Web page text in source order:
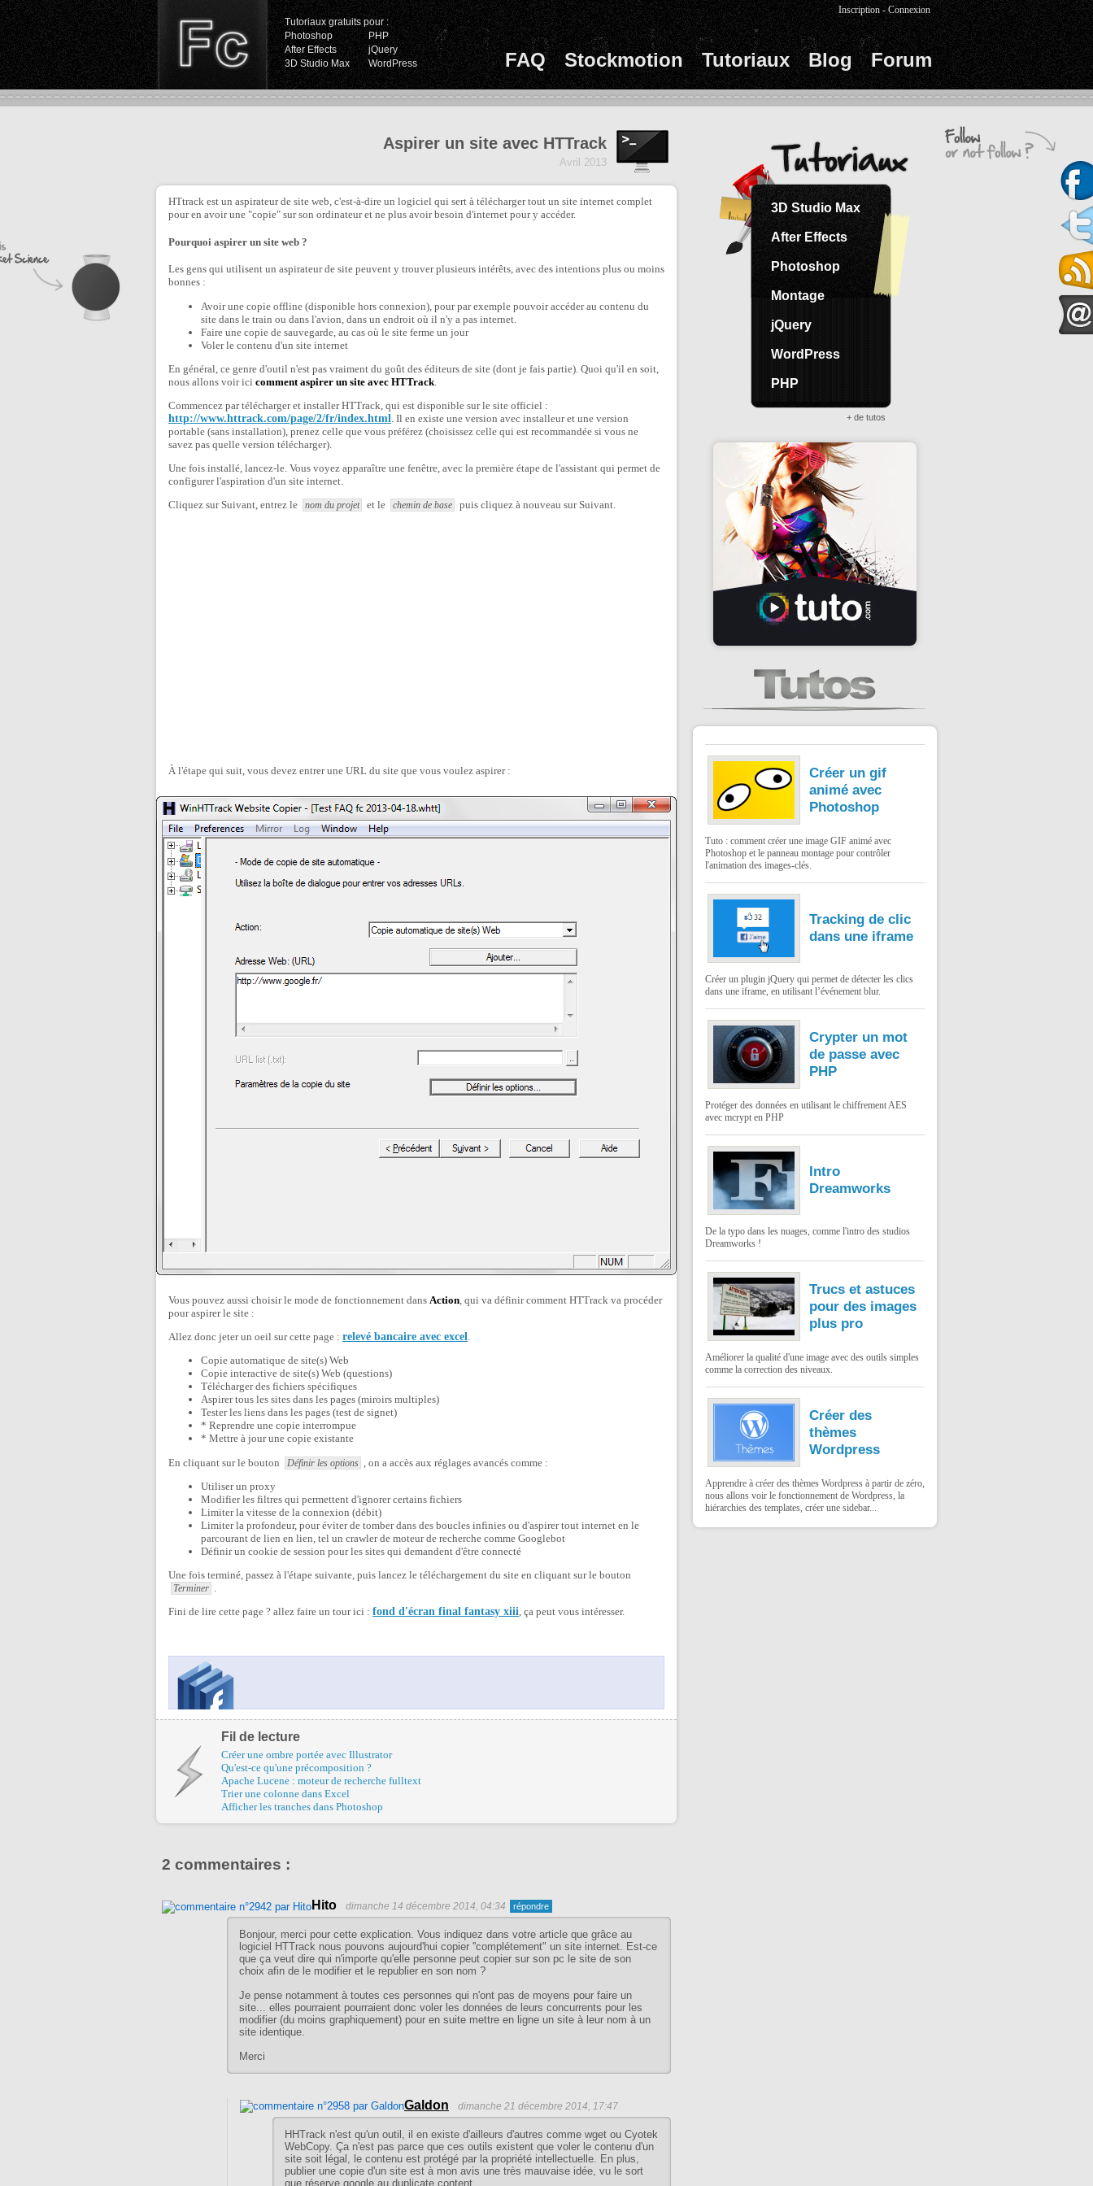
Tutoriaux gratuits pour :
Photoshop
PHP
After Effects
jQuery
3D Studio Max
WordPress FAQ Stockmotion Tutoriaux Blog Forum
Inscription -Connexion
Aspirer un site avec HTTrack
Avril 2013
HTtrack est un aspirateur de site web, c'est-à-dire un logiciel qui sert à télécharger tout un site internet complet
pour en avoir une "copie" sur son ordinateur et ne plus avoir besoin d'internet pour y accéder.
Pourquoi aspirer un site web ?
Les gens qui utilisent un aspirateur de site peuvent y trouver plusieurs intérêts, avec des intentions plus ou moins
bonnes :
Avoir une copie offline (disponible hors connexion), pour par exemple pouvoir accéder au contenu du
site dans le train ou dans l'avion, dans un endroit où il n'y a pas internet.
Faire une copie de sauvegarde, au cas où le site ferme un jour
Voler le contenu d'un site internet
En général, ce genre d'outil n'est pas vraiment du goût des éditeurs de site (dont je fais partie). Quoi qu'il en soit,
nous allons voir ici comment aspirer un site avec HTTrack.
Commencez par télécharger et installer HTTrack, qui est disponible sur le site officiel :
http://www.httrack.com/page/2/fr/index.html. Il en existe une version avec installeur et une version
portable (sans installation), prenez celle que vous préférez (choisissez celle qui est recommandée si vous ne
savez pas quelle version télécharger).
Une fois installé, lancez-le. Vous voyez apparaître une fenêtre, avec la première étape de l'assistant qui permet de
configurer l'aspiration d'un site internet.
Cliquez sur Suivant, entrez le
nom du projet et le chemin de base puis cliquez à nouveau sur Suivant.
À l'étape qui suit, vous devez entrer une URL du site que vous voulez aspirer :
Vous pouvez aussi choisir le mode de fonctionnement dans Action, qui va définir comment HTTrack va procéder
pour aspirer le site :
Allez donc jeter un oeil sur cette page : relevé bancaire avec excel.
Copie automatique de site(s) Web
Copie interactive de site(s) Web (questions)
Télécharger des fichiers spécifiques
Aspirer tous les sites dans les pages (miroirs multiples)
Tester les liens dans les pages (test de signet)
* Reprendre une copie interrompue
* Mettre à jour une copie existante
En cliquant sur le bouton
Définir les options
, on a accès aux réglages avancés comme :
Utiliser un proxy
Modifier les filtres qui permettent d'ignorer certains fichiers
Limiter la vitesse de la connexion (débit)
Limiter la profondeur, pour éviter de tomber dans des boucles infinies ou d'aspirer tout internet en le
parcourant de lien en lien, tel un crawler de moteur de recherche comme Googlebot
Définir un cookie de session pour les sites qui demandent d'être connecté
Une fois terminé, passez à l'étape suivante, puis lancez le téléchargement du site en cliquant sur le bouton
Terminer .
Fini de lire cette page ? allez faire un tour ici : fond d'écran final fantasy xiii, ça peut vous intéresser.
Fil de lecture
Créer une ombre portée avec Illustrator
Qu'est-ce qu'une précomposition ?
Apache Lucene : moteur de recherche fulltext
Trier une colonne dans Excel
Afficher les tranches dans Photoshop
2 commentaires :
Hito dimanche 14 décembre 2014, 04:34
Bonjour, merci pour cette explication. Vous indiquez dans votre article que grâce au
logiciel HTTrack nous pouvons aujourd'hui copier ''complétement" un site internet. Est-ce
que ça veut dire qui n'importe qu'elle personne peut copier sur son pc le site de son
choix afin de le modifier et le republier en son nom ?
Je pense notamment à toutes ces personnes qui n'ont pas de moyens pour faire un
site... elles pourraient pourraient donc voler les données de leurs concurrents pour les
modifier (du moins graphiquement) pour en suite mettre en ligne un site à leur nom à un
site identique.
Merci
Galdon dimanche 21 décembre 2014, 17:47
HHTrack n'est qu'un outil, il en existe d'ailleurs d'autres comme wget ou Cyotek
WebCopy. Ça n'est pas parce que ces outils existent que voler le contenu d'un
site soit légal, le contenu est protégé par la propriété intellectuelle. En plus,
publier une copie d'un site est à mon avis une très mauvaise idée, vu le sort
que réserve google au duplicate content...
3D Studio Max
After Effects
Photoshop
Montage
jQuery
WordPress
PHP
+ de tutos
Créer un gif
animé avec
Photoshop
Tuto : comment créer une image GIF animé avec
Photoshop et le panneau montage pour contrôler
l'animation des images-clés.
Tracking de clic
dans une iframe
Créer un plugin jQuery qui permet de détecter les clics
dans une iframe, en utilisant l’événement blur.
Crypter un mot
de passe avec
PHP
Protéger des données en utilisant le chiffrement AES
avec mcrypt en PHP
Intro
Dreamworks
De la typo dans les nuages, comme l'intro des studios
Dreamworks !
Trucs et astuces
pour des images
plus pro
Améliorer la qualité d'une image avec des outils simples
comme la correction des niveaux.
Créer des
thèmes
Wordpress
Apprendre à créer des thèmes Wordpress à partir de zéro,
nous allons voir le fonctionnement de Wordpress, la
hiérarchies des templates, créer une sidebar...